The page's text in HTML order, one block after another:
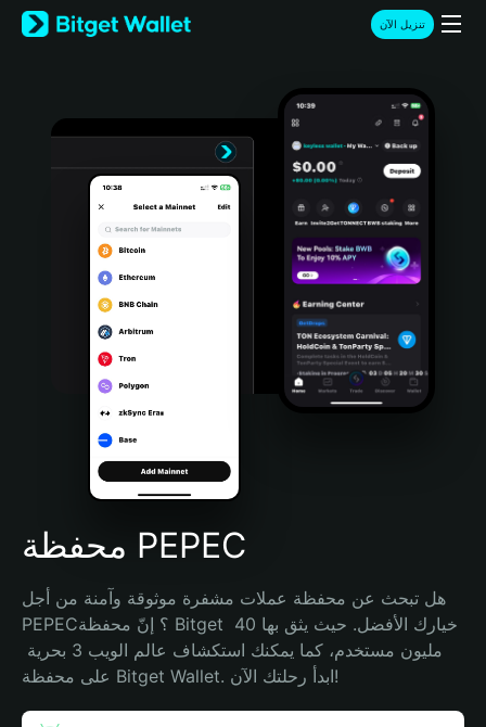
English
日本語
Türkçe
Português (Portugal)
Bahasa Indonesia
Português (Brasil)
Español (Argentina)
تنزيل الآن
محفظة PEPEC
هل تبحث عن محفظة عملات مشفرة موثوقة وآمنة من أجل
PEPEC؟ إنّ محفظة Bitget خيارك الأفضل. حيث يثق بها 40
على محفظة Bitget Wallet. ابدأ رحلتك الآن!